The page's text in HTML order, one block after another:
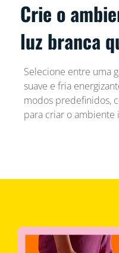
Crie o
luz branca
Selecione entre uma
suave e fria
modos predefinidos,
para criar o ambiente